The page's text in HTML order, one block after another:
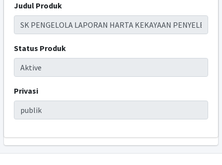
Judul Produk
Status Produk
Privasi